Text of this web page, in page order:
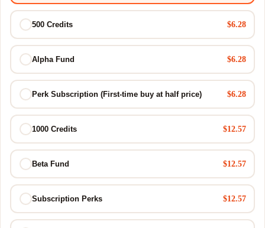
500 Credits $6.28
Alpha Fund $6.28
Perk Subscription (First-time buy at half price) $6.28
1000 Credits $12.57
Beta Fund $12.57
Subscription Perks $12.57